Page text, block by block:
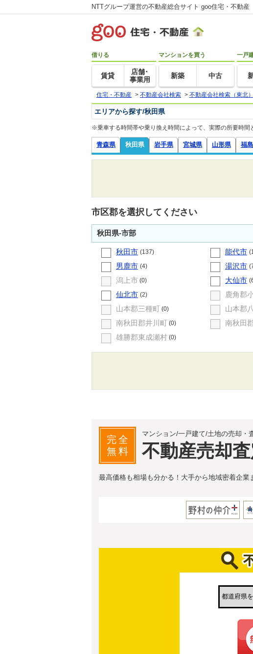
NTTグループ運営の不動産総合サイト goo住宅・不動産
借りる
賃貸
店舗･
事業用
マンションを買う
新築 中古
一戸
住宅・不動産 > 不動産会社検索 > 不動産会社検索（東北）
エリアから探す/秋田県
※乗車する時間帯や乗り換え時間によって、実際の所要時間
青森県 秋田県 岩手県 宮城県 山形県 福
市区郡を選択してください
秋田県-市部
秋田市 (137) 能代市
男鹿市 (4) 湯沢市
潟上市 (0) 大仙市
仙北市 (2) 鹿角郡
山本郡三種町 (0) 山本郡
南秋田郡井川町 (0) 南秋田
雄勝郡東成瀬村 (0)
完全
無料
マンション/一戸建て/土地の売却・
不動産売却
最高価格も相場も分かる！大手から地域密着企業